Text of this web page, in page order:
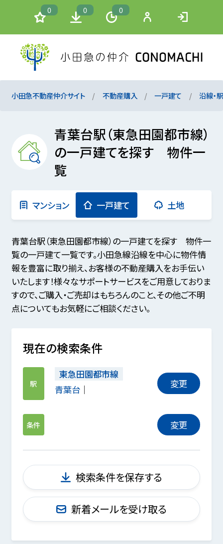
0 0 0
小田急不動産仲介サイト 不動産購入 一戸建て 沿線・
青葉台駅（東急田園都市線）
の一戸建てを探す 物件一
覧
マンション 一戸建て 土地
青葉台駅（東急田園都市線）の一戸建てを探す 物件一
覧の一戸建て一覧です。小田急線沿線を中心に物件情
報を豊富に取り揃え、お客様の不動産購入をお手伝い
いたします！様々なサポートサービスをご用意しておりま
すので、ご購入・ご売却はもちろんのこと、その他ご不明
点についてもお気軽にご相談ください。
現在の検索条件
駅
東急田園都市線
青葉台
変更
条件 変更
検索条件を保存する
新着メールを受け取る